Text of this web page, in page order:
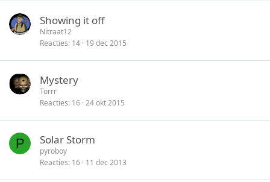
Showing it off
Nitraat12
Reacties 14 19 dec 2015
Mystery
Torrr
Reacties 16 24 okt 2015
P Solar Storm
pyroboy
Reacties 16 11 dec 2013